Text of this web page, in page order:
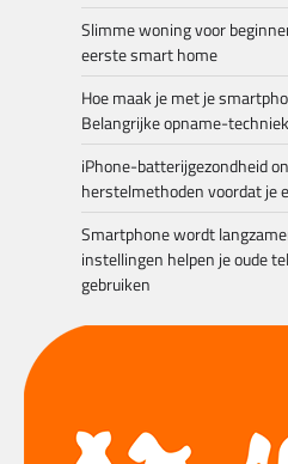
Slimme woning voor
eerste smart home
Hoe maak je met je
Belangrijke opname-
iPhone-batterijgezondheid
herstelmethoden voordat je
Smartphone wordt
instellingen helpen je oude
gebruiken